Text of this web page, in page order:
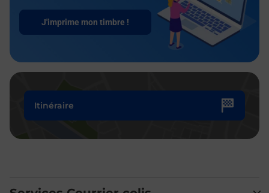
J'imprime mon timbre !
Itinéraire